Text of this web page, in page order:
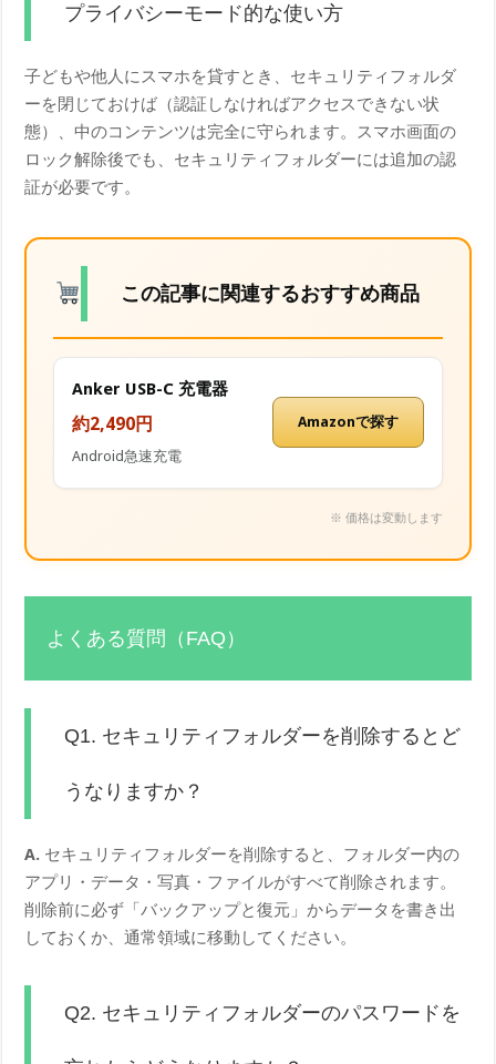
プライバシーモード的な使い方
子どもや他人にスマホを貸すとき、セキュリティフォルダ
ーを閉じておけば（認証しなければアクセスできない状
態）、中のコンテンツは完全に守られます。スマホ画面の
ロック解除後でも、セキュリティフォルダーには追加の認
証が必要です。
この記事に関連するおすすめ商品
Anker USB-C 充電器
約2,490円
Android急速充電
Amazonで探す
※ 価格は変動します
よくある質問（FAQ）
Q1. セキュリティフォルダーを削除するとど
うなりますか？
A. セキュリティフォルダーを削除すると、フォルダー内の
アプリ・データ・写真・ファイルがすべて削除されます。
削除前に必ず「バックアップと復元」からデータを書き出
しておくか、通常領域に移動してください。
Q2. セキュリティフォルダーのパスワードを